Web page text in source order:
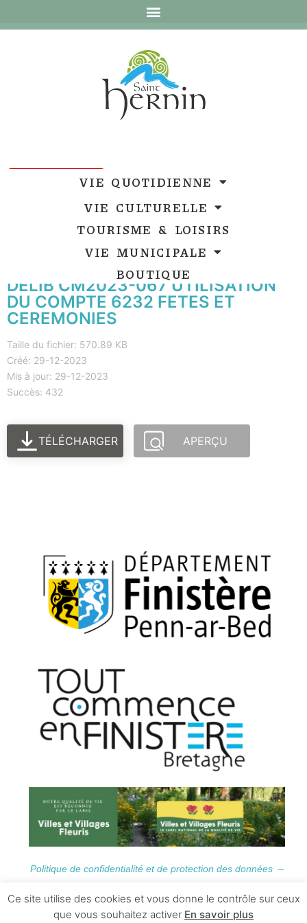
VIE QUOTIDIENNE
VIE CULTURELLE
TOURISME & LOISIRS
VIE MUNICIPALE
BOUTIQUE
DELIB CM2023-067 UTILISATION
DU COMPTE 6232 FETES ET
CEREMONIES
Taille du fichier: 570.89 KB
Créé: 29-12-2023
Mis à jour: 29-12-2023
Succès: 432
TÉLÉCHARGER APERÇU
Politique de confidentialité et de protection des données –
Informations Légales
Ce site utilise des cookies et vous donne le contrôle sur ceux
que vous souhaitez activer En savoir plus